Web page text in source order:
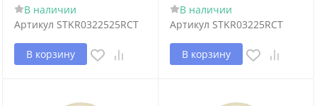
В наличии
Артикул STKR0322525RCT
В корзину
В наличии
Артикул STKR03225RCT
В корзину